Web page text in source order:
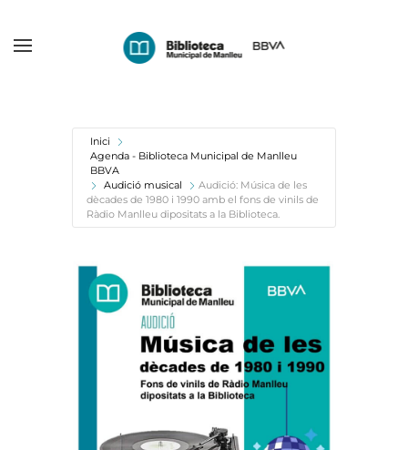
Inici
Agenda - Biblioteca Municipal de Manlleu
BBVA
Audició musical
Audició: Música de les
dècades de 1980 i 1990 amb el fons de vinils de
Ràdio Manlleu dipositats a la Biblioteca.